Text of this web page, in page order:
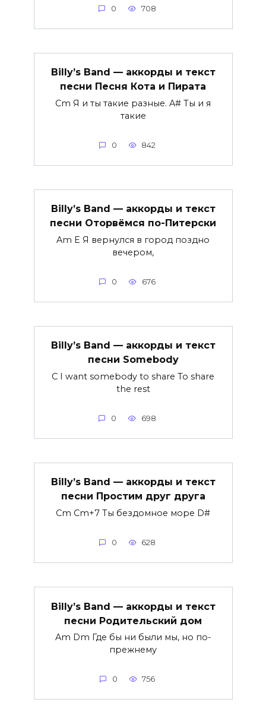
0 708
Billy’s Band — аккорды и текст
песни Песня Кота и Пирата
Cm Я и ты такие разные. A# Ты и я
такие
0 842
Billy’s Band — аккорды и текст
песни Оторвёмся по-Питерски
Am E Я вернулся в город поздно
вечером,
0 676
Billy’s Band — аккорды и текст
песни Somebody
C I want somebody to share To share
the rest
0 698
Billy’s Band — аккорды и текст
песни Простим друг друга
Cm Cm+7 Ты бездомное море D#
0 628
Billy’s Band — аккорды и текст
песни Родительский дом
Am Dm Где бы ни были мы, но по-
прежнему
0 756